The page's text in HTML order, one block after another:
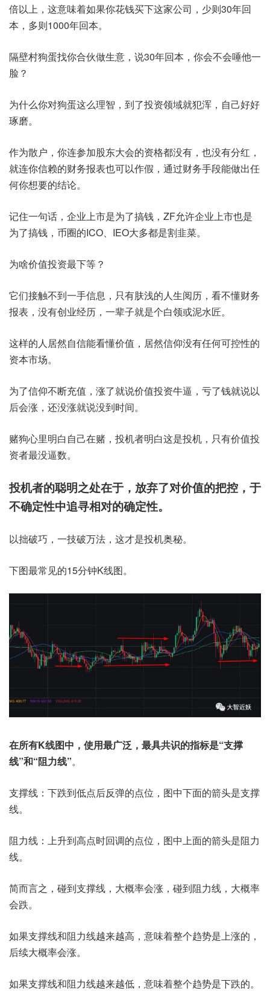
倍以上，这意味着如果你花钱买下这家公司，少则30年回
本，多则1000年回本。
隔壁村狗蛋找你合伙做生意，说30年回本，你会不会唾他一
脸？
为什么你对狗蛋这么理智，到了投资领域就犯浑，自己好好
琢磨。
作为散户，你连参加股东大会的资格都没有，也没有分红，
就连你信赖的财务报表也可以作假，通过财务手段能做出任
何你想要的结论。
记住一句话，企业上市是为了搞钱，ZF允许企业上市也是
为了搞钱，币圈的ICO、IEO大多都是割韭菜。
为啥价值投资最下等？
它们接触不到一手信息，只有肤浅的人生阅历，看不懂财务
报表，没有创业经历，一辈子就是个白领或泥水匠。
这样的人居然自信能看懂价值，居然信仰没有任何可控性的
资本市场。
为了信仰不断充值，涨了就说价值投资牛逼，亏了钱就说以
后会涨，还没涨就说没到时间。
赌狗心里明白自己在赌，投机者明白这是投机，只有价值投
资者最没逼数。
投机者的聪明之处在于，放弃了对价值的把控，于
不确定性中追寻相对的确定性。
以拙破巧，一技破万法，这才是投机奥秘。
下图最常见的15分钟K线图。
在所有K线图中，使用最广泛，最具共识的指标是“支撑
线”和“阻力线”。
支撑线：下跌到低点后反弹的点位，图中下面的箭头是支撑
线。
阻力线：上升到高点时回调的点位，图中上面的箭头是阻力
线。
简而言之，碰到支撑线，大概率会涨，碰到阻力线，大概率
会跌。
如果支撑线和阻力线越来越高，意味着整个趋势是上涨的，
后续大概率会涨。
如果支撑线和阻力线越来越低，意味着整个趋势是下跌的。